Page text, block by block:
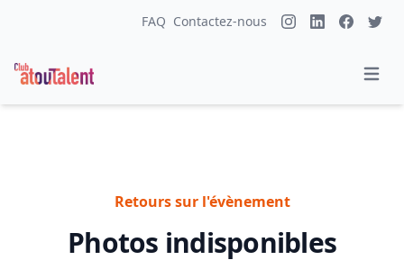
FAQ Contactez-nous
Retours sur l'évènement
Photos indisponibles